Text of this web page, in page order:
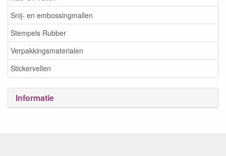
Snij- en embossingmallen
Stempels Rubber
Verpakkingsmaterialen
Stickervellen
Informatie